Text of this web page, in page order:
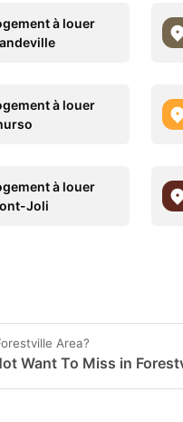
à louer
à louer
à louer
Joli
Area?
Want To Miss in